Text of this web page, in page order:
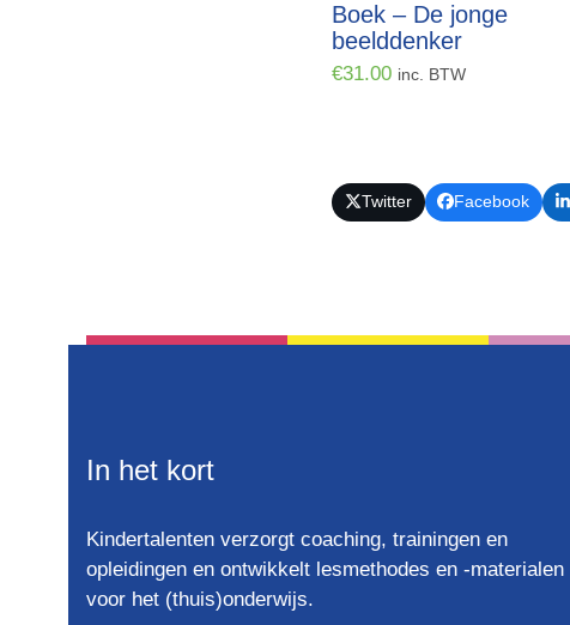
Boek – De jonge
beelddenker
€31.00 inc. BTW
Twitter Facebook
In het kort
Kindertalenten verzorgt coaching, trainingen en
opleidingen en ontwikkelt lesmethodes en -materialen
voor het (thuis)onderwijs.